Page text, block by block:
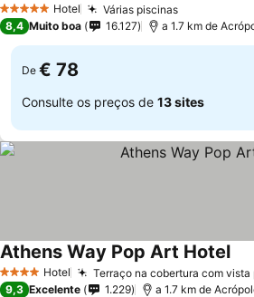
5 Estrelas Hotel Várias piscinas
8,4 Muito boa 16.127 a 1.7 km de
De € 78
Consulte os preços de 13 sites
4 EstrelasHotel Terraço na cobertura com vista
Athens Way Pop Art Hotel
9,3 Excelente 1.229 a 1.7 km de